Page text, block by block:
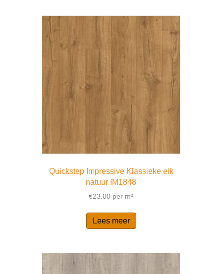
Quickstep Impressive Klassieke eik
natuur IM1848
€23.00 per m²
Lees meer